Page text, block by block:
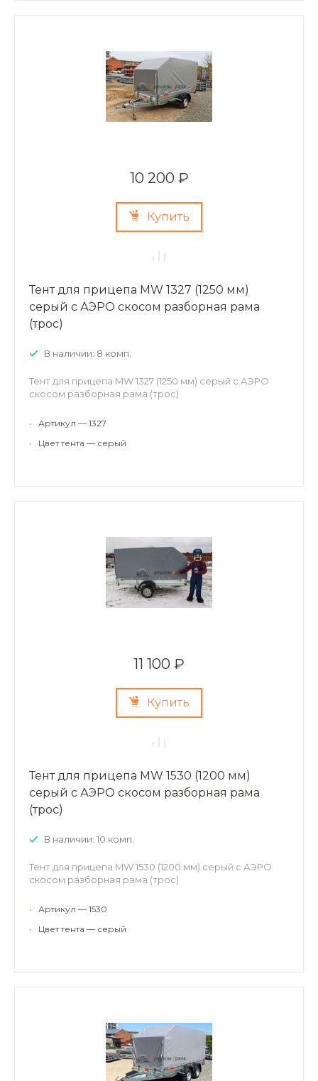
10 200 ₽
Купить
Тент для прицепа MW 1327 (1250 мм)
серый с АЭРО скосом разборная рама
(трос)
В наличии: 8 комп.
Тент для прицепа MW 1327 (1250 мм) серый с АЭРО
скосом разборная рама (трос)
•
Артикул — 1327
•
Цвет тента — серый
11 100 ₽
Купить
Тент для прицепа MW 1530 (1200 мм)
серый с АЭРО скосом разборная рама
(трос)
В наличии: 10 комп.
Тент для прицепа MW 1530 (1200 мм) серый с АЭРО
скосом разборная рама (трос)
•
Артикул — 1530
•
Цвет тента — серый